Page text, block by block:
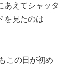
あえてシャッタ
を見たのは
この日が初め